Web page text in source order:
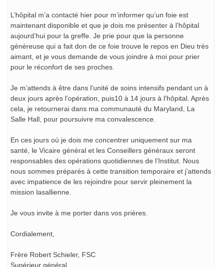
L’hôpital m’a contacté hier pour m’informer qu’un foie est
maintenant disponible et que je dois me présenter à l’hôpital
aujourd’hui pour la greffe. Je prie pour que la personne
généreuse qui a fait don de ce foie trouve le repos en Dieu très
aimant, et je vous demande de vous joindre à moi pour prier
pour le réconfort de ses proches.
Je m’attends à être dans l’unité de soins intensifs pendant un à
deux jours après l’opération, puis10 à 14 jours à l’hôpital. Après
cela, je retournerai dans ma communauté du Maryland, La
Salle Hall, pour poursuivre ma convalescence.
En ces jours où je dois me concentrer uniquement sur ma
santé, le Vicaire général et les Conseillers généraux seront
responsables des opérations quotidiennes de l’Institut. Nous
nous sommes préparés à cette transition temporaire et j’attends
avec impatience de les rejoindre pour servir pleinement la
mission lasallienne.
Je vous invite à me porter dans vos prières.
Cordialement,
Frère Robert Schieler, FSC
Supérieur général